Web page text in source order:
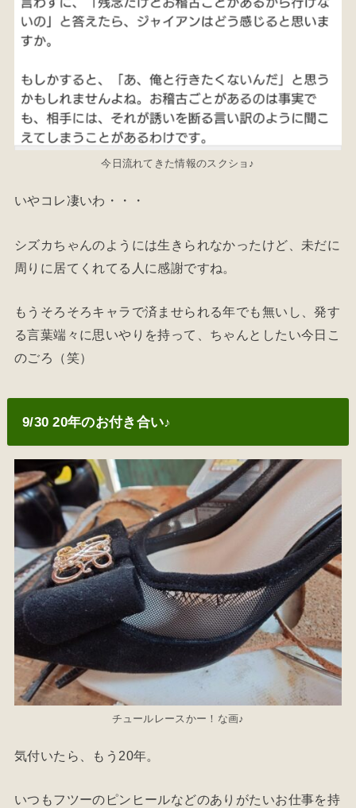
今日流れてきた情報のスクショ♪
いやコレ凄いわ・・・
シズカちゃんのようには生きられなかったけど、未だに
周りに居てくれてる人に感謝ですね。
もうそろそろキャラで済ませられる年でも無いし、発す
る言葉端々に思いやりを持って、ちゃんとしたい今日こ
のごろ（笑）
9/30 20年のお付き合い♪
チュールレースかー！な画♪
気付いたら、もう20年。
いつもフツーのピンヒールなどのありがたいお仕事を持